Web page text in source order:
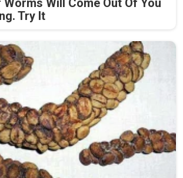
Worms Will Come Out Of You
Try It